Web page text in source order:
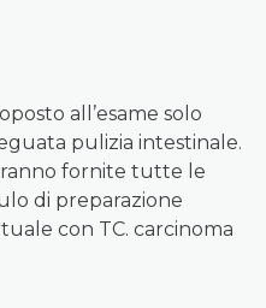
all’esame solo
pulizia intestinale.
fornite tutte le
di preparazione
con TC. carcinoma